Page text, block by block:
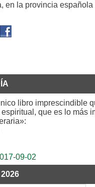
en la provincia española
libro imprescindible
que es lo más